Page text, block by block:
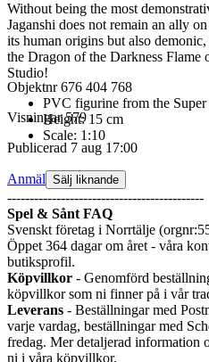
Without being the most
Jaganshi does not remain an ally
its human origins but also
the Dragon of the Darkness
Studio!
PVC figurine from the
Height: 15 cm
Scale: 1:10
--------------------------------------------
Spel & Sånt FAQ
Svenskt företag i Norrtälje
Öppet 364 dagar om året - våra
butiksprofil.
Köpvillkor - Genomförd
köpvillkor som ni finner på i vår
Leverans - Beställningar med
varje vardag, beställningar med
fredag. Mer detaljerad information
ni i våra köpvillkor.
Objektnr 676 404 768
Visningar 579
Publicerad 7 aug 17:00
Anmäl Sälj liknande